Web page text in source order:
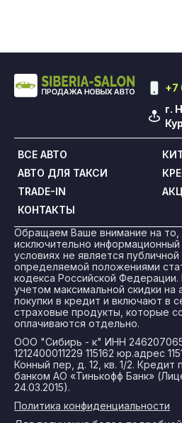
+7
г.
ВСЕ АВТО
АВТО ДЛЯ ТАКСИ
TRADE-IN
КОНТАКТЫ
Обращаем Ваше внимание на то,
исключительно информационный
условиях не является
определяемой положениями
кодекса Российской Федерации.
учетом максимальной скидки на
покупки в кредит и включают в
страховые продукты, которые
оплачиваются отдельно.
ООО "Сибирь - к" ИНН
1212400011229 115162 юр.адрес
Конный пер, д. 12, кв. 1/2. Кредит
банком АО «Тинькофф Банк»
24.03.2015).
Политика конфиденциальности